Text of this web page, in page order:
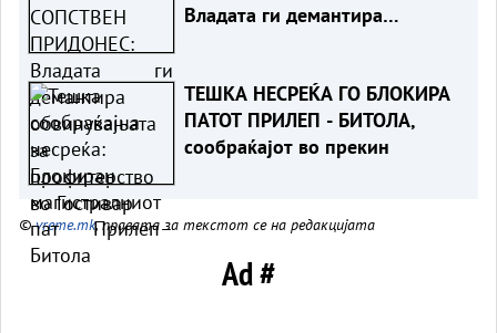
Владата ги демантира
ТЕШКА НЕСРЕЌА ГО БЛОКИРА
ПАТОТ ПРИЛЕП - БИТОЛА,
сообраќајот во прекин
©vreme.mk, правата за текстот се на редакцијата
Ad #